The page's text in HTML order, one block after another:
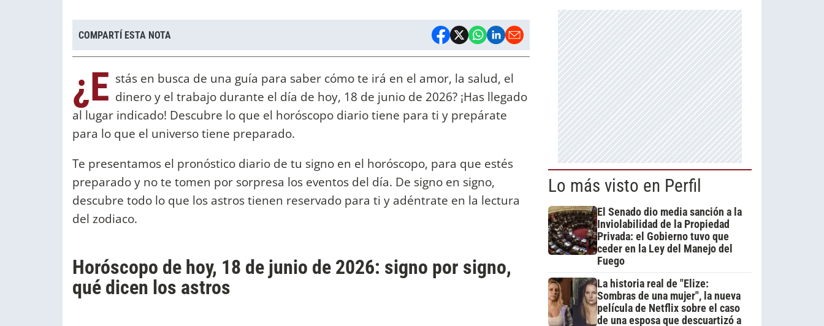
COMPARTÍ ESTA NOTA
¿E stás en busca de una guía para saber cómo te irá en el amor, la salud, el
dinero y el trabajo durante el día de hoy, 18 de junio de 2026? ¡Has llegado
al lugar indicado! Descubre lo que el horóscopo diario tiene para ti y prepárate
para lo que el universo tiene preparado.
Te presentamos el pronóstico diario de tu signo en el horóscopo, para que estés
preparado y no te tomen por sorpresa los eventos del día. De signo en signo,
descubre todo lo que los astros tienen reservado para ti y adéntrate en la lectura
del zodiaco.
Horóscopo de hoy, 18 de junio de 2026: signo por signo,
qué dicen los astros
Lo más visto en Perfil
El Senado dio media sanción a la
Inviolabilidad de la Propiedad
Privada: el Gobierno tuvo que
ceder en la Ley del Manejo del
Fuego
La historia real de "Elize:
Sombras de una mujer", la nueva
película de Netflix sobre el caso
de una esposa que descuartizó a